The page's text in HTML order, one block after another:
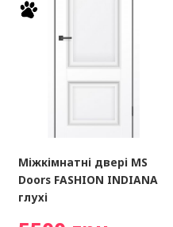
Міжкімнатні двері MS
Doors FASHION INDIANA
глухі